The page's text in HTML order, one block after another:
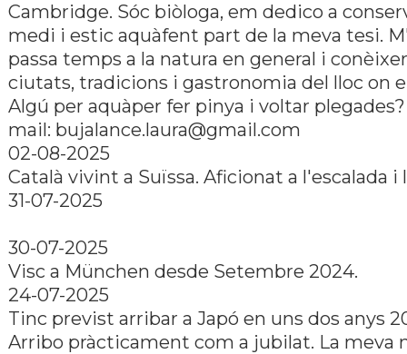
Cambridge. Sóc biòloga, em dedico a
medi i estic aquàfent part de la meva tesi.
passa temps a la natura en general i
ciutats, tradicions i gastronomia del lloc on
Algú per aquàper fer pinya i voltar plegades?
mail: bujalance.laura@gmail.com
02-08-2025
Català vivint a Suïssa. Aficionat a l'escalada i
31-07-2025
30-07-2025
Visc a München desde Setembre 2024.
24-07-2025
Tinc previst arribar a Japó en uns dos anys
Arribo pràcticament com a jubilat. La meva